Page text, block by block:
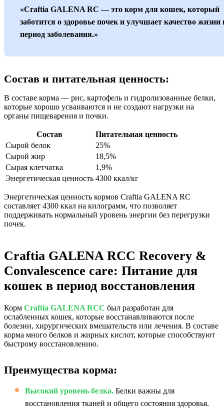
«Craftia GALENA RC — это корм для кошек, который
заботится о здоровье почек и улучшает качество жизни
период заболевания.»
Состав и питательная ценность:
В составе корма — рис, картофель и гидролизованные белки,
которые хорошо усваиваются и не создают нагрузки на
органы пищеварения и почки.
Состав
Питательная ценность
Сырой белок
25%
Сырой жир
18,5%
Сырая клетчатка
1,9%
Энергетическая ценность 4300 ккал/кг
Энергетическая ценность кормов Craftia GALENA RC
составляет 4300 ккал на килограмм, что позволяет
поддерживать нормальный уровень энергии без перегрузки
почек.
Craftia GALENA RCC Recovery &
Convalescence care: Питание для
кошек в период восстановления
Корм Craftia GALENA RCC был разработан для
ослабленных кошек, которые восстанавливаются после
болезни, хирургических вмешательств или лечения. В составе
корма много белков и жирных кислот, которые способствуют
быстрому восстановлению.
Преимущества корма:
Высокий уровень белка. Белки важны для
восстановления тканей и общего состояния здоровья.